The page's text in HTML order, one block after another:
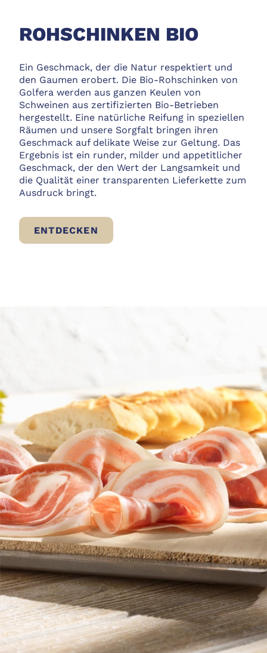
ROHSCHINKEN BIO
Ein Geschmack, der die Natur respektiert und
den Gaumen erobert. Die Bio-Rohschinken von
Golfera werden aus ganzen Keulen von
Schweinen aus zertifizierten Bio-Betrieben
hergestellt. Eine natürliche Reifung in speziellen
Räumen und unsere Sorgfalt bringen ihren
Geschmack auf delikate Weise zur Geltung. Das
Ergebnis ist ein runder, milder und appetitlicher
Geschmack, der den Wert der Langsamkeit und
die Qualität einer transparenten Lieferkette zum
Ausdruck bringt.
ENTDECKEN